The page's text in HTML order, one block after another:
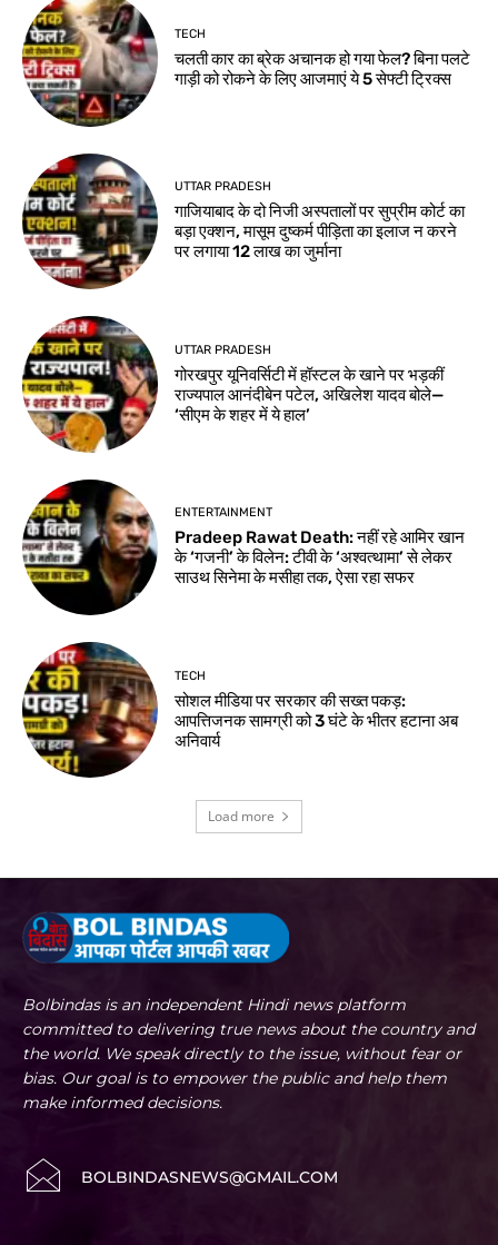
TECH
चलती कार का ब्रेक अचानक हो गया फेल? बिना पलटे
गाड़ी को रोकने के लिए आजमाएं ये 5 सेफ्टी ट्रिक्स
UTTAR PRADESH
गाजियाबाद के दो निजी अस्पतालों पर सुप्रीम कोर्ट का
बड़ा एक्शन, मासूम दुष्कर्म पीड़िता का इलाज न करने
पर लगाया 12 लाख का जुर्माना
UTTAR PRADESH
गोरखपुर यूनिवर्सिटी में हॉस्टल के खाने पर भड़कीं
राज्यपाल आनंदीबेन पटेल, अखिलेश यादव बोले—
‘सीएम के शहर में ये हाल’
ENTERTAINMENT
Pradeep Rawat Death: नहीं रहे आमिर खान
के ‘गजनी’ के विलेन: टीवी के ‘अश्वत्थामा’ से लेकर
साउथ सिनेमा के मसीहा तक, ऐसा रहा सफर
TECH
सोशल मीडिया पर सरकार की सख्त पकड़:
आपत्तिजनक सामग्री को 3 घंटे के भीतर हटाना अब
अनिवार्य
Load more
Bolbindas is an independent Hindi news platform
committed to delivering true news about the country and
the world. We speak directly to the issue, without fear or
bias. Our goal is to empower the public and help them
make informed decisions.
BOLBINDASNEWS@GMAIL.COM